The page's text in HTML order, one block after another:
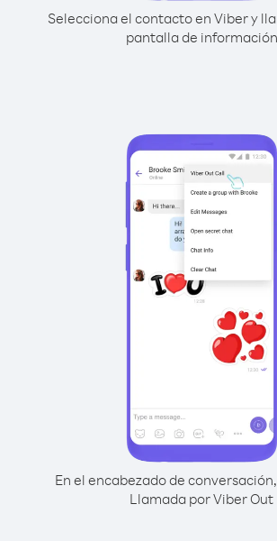
Selecciona el contacto en Viber y
pantalla de información
En el encabezado de
Llamada por Viber Out